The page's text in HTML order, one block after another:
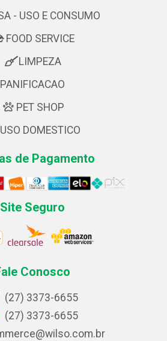
- USO E CONSUMO
FOOD SERVICE
LIMPEZA
PANIFICACAO
PET SHOP
USO DOMESTICO
de Pagamento
Site Seguro
Conosco
(27) 3373-6655
(27) 3373-6655